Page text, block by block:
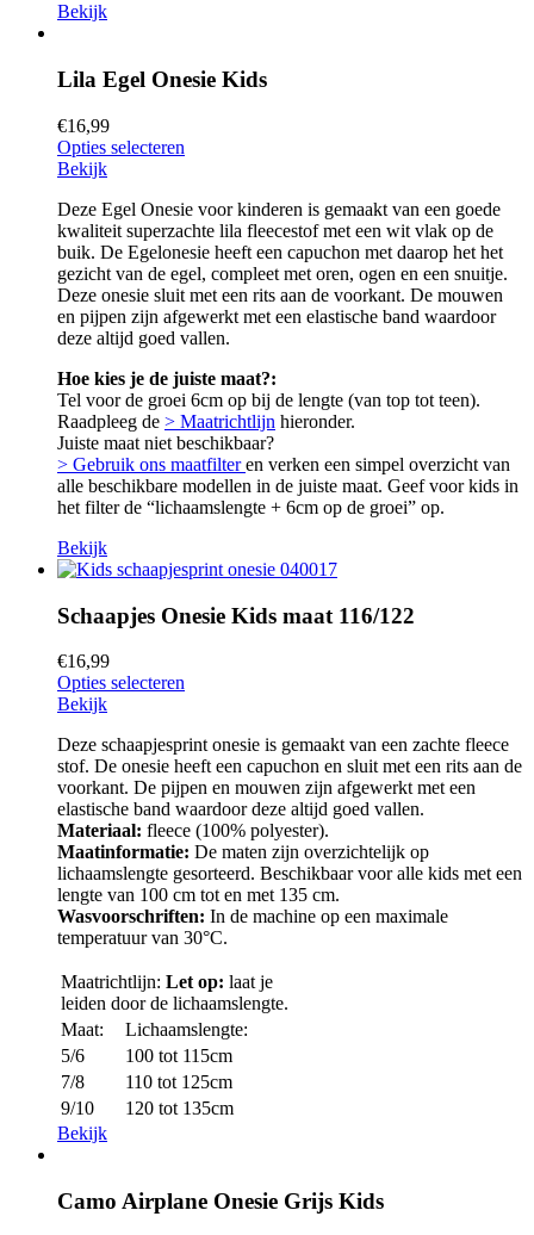
Bekijk
Lila Egel Onesie Kids
€16,99
Opties selecteren
Bekijk
Deze Egel Onesie voor kinderen is gemaakt van een goede
kwaliteit superzachte lila fleecestof met een wit vlak op de
buik. De Egelonesie heeft een capuchon met daarop het het
gezicht van de egel, compleet met oren, ogen en een snuitje.
Deze onesie sluit met een rits aan de voorkant. De mouwen
en pijpen zijn afgewerkt met een elastische band waardoor
deze altijd goed vallen.
Hoe kies je de juiste maat?:
Tel voor de groei 6cm op bij de lengte (van top tot teen).
Raadpleeg de > Maatrichtlijn hieronder.
Juiste maat niet beschikbaar?
> Gebruik ons maatfilteren verken een simpel overzicht van
alle beschikbare modellen in de juiste maat. Geef voor kids in
het filter de “lichaamslengte + 6cm op de groei” op.
Bekijk
Schaapjes Onesie Kids maat 116/122
€16,99
Opties selecteren
Bekijk
Deze schaapjesprint onesie is gemaakt van een zachte fleece
stof. De onesie heeft een capuchon en sluit met een rits aan de
voorkant. De pijpen en mouwen zijn afgewerkt met een
elastische band waardoor deze altijd goed vallen.
Materiaal: fleece (100% polyester).
Maatinformatie: De maten zijn overzichtelijk op
lichaamslengte gesorteerd. Beschikbaar voor alle kids met een
lengte van 100 cm tot en met 135 cm.
Wasvoorschriften: In de machine op een maximale
temperatuur van 30°C.
Maatrichtlijn: Let op: laat je
leiden door de lichaamslengte.
Maat:
Lichaamslengte:
5/6
100 tot 115cm
7/8
110 tot 125cm
9/10
120 tot 135cm
Bekijk
Camo Airplane Onesie Grijs Kids